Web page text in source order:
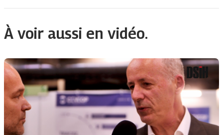
À voir aussi en vidéo.